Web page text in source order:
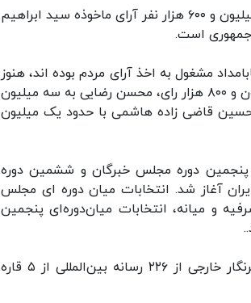
جمال عرف معاون وزیر کشور و رییس ستاد انتخابات اعلام کرد: از مجموع ۲۸ میلیون و ۶۰۰ هزار نفر آرای ماخوذه سید ابراهیم
مشغول به اخذ آرای مردم بوده اند، هنوز
نتایج نهایی اعلام نشده است اما در این میان سید ابراهیم رییسی با ۱۷ میلیون و ۸۰۰ هزار رای، محسن رضایی به سه میلیون
بیش از دو میلیون و ۴۰۰ هزار رای و امیر حسین قاضی زاده هاشمی با حدود یک میلیون
پنجمین دوره مجلس خبرگان و ششمین دوره
۷ صبح امروز ۲۸ خرداد در سراسر ایران آغاز شد. انتخابات میان دوره ای مجلس
اشرفیه و میانه، انتخابات میان‌دوره‌ای پنجمین
به گفته معاون مطبوعاتی و اطلاع‌رسانی وزیر فرهنگ و ارشاد اسلامی۵۰۰ خبرنگار خارجی از ۲۲۶ رسانه بین‌المللی از ۵ قاره